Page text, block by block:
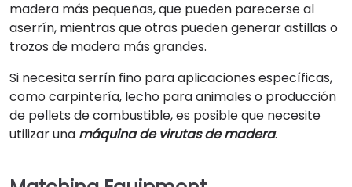
madera más pequeñas, que pueden parecerse al
aserrín, mientras que otras pueden generar astillas o
trozos de madera más grandes.
Si necesita serrín fino para aplicaciones específicas,
como carpintería, lecho para animales o producción
de pellets de combustible, es posible que necesite
utilizar una máquina de virutas de madera.